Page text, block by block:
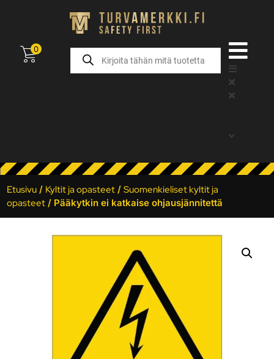
0
Etusivu / Kyltit ja opasteet /Suomenkieliset kyltit ja
opasteet / Pääkytkin ei katkaise ohjausjännitettä